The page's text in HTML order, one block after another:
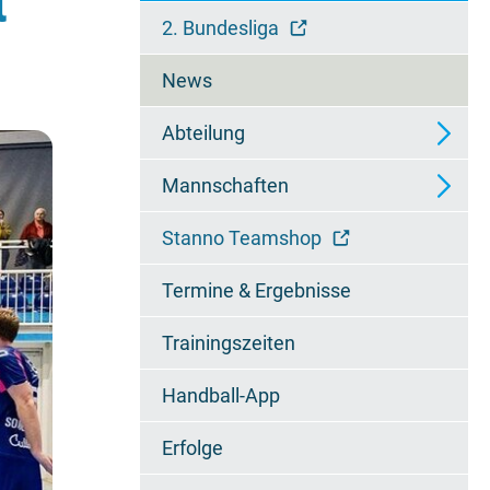
2. Bundesliga
News
Abteilung
Ansprechpartner
Wieselfamilie
Chronik
Jugendzertifikat
Mannschaften
2. Mannschaft - Regionalliga
3. Mannschaft -
Regionsklasse
A1-Jugend - Bundesliga
Stanno Teamshop
Termine & Ergebnisse
Trainingszeiten
Handball-App
Erfolge